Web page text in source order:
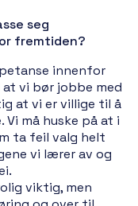
seg
fremtiden?
innenfor
vi bør jobbe med
at vi er villige til å
må huske på at i
ta feil valg helt
vi lærer av og
viktig, men